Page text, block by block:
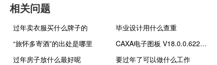
相关问题
过年卖衣服买什么牌子的
毕业设计用什么查重
“旅怀多寄酒”的出处是哪里
CAXA电子图板 V18.0.0.6227 免费版（CAXA电子图板 V18.0.0.6227 免费版功能简介）
过年房子放什么最好呢
要过年了可以做什么工作